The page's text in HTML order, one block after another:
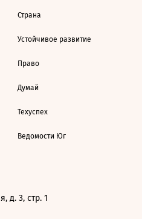
Страна
Устойчивое развитие
Право
Думай
Техуспех
Ведомости Юг
д. 3, стр. 1